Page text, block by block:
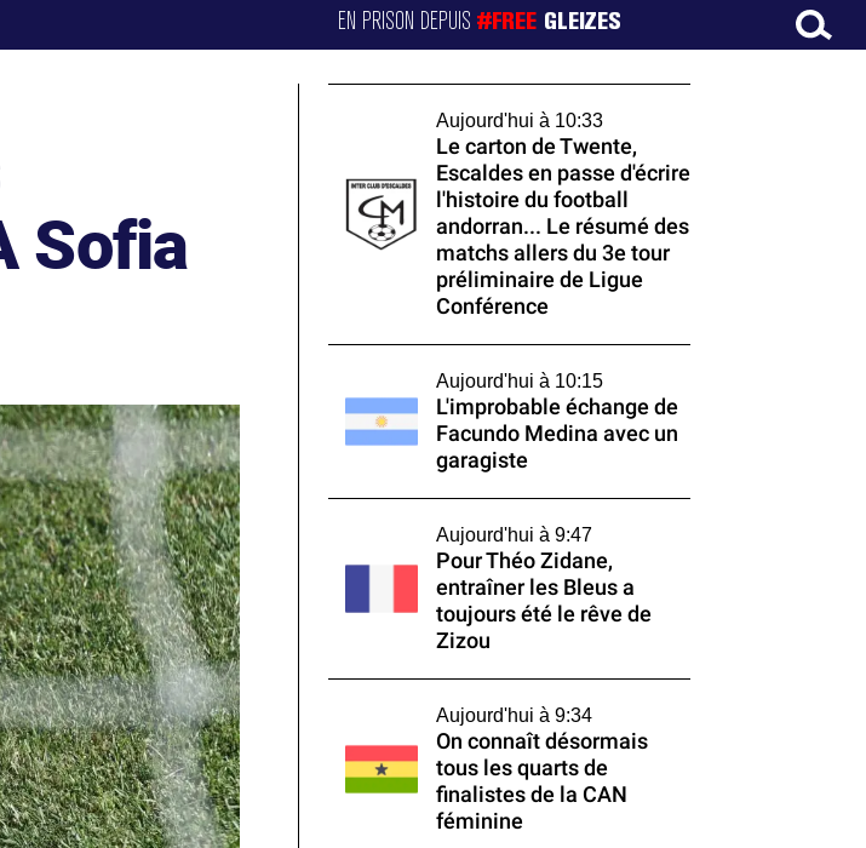
EN PRISON DEPUIS#FREE GLEIZES
Sofia
Aujourd'hui à 10:33
Le carton de Twente,
Escaldes en passe d'écrire
l'histoire du football
andorran... Le résumé des
matchs allers du 3e tour
préliminaire de Ligue
Conférence
Aujourd'hui à 10:15
L'improbable échange de
Facundo Medina avec un
garagiste
Aujourd'hui à 9:47
Pour Théo Zidane,
entraîner les Bleus a
toujours été le rêve de
Zizou
Aujourd'hui à 9:34
On connaît désormais
tous les quarts de
finalistes de la CAN
féminine